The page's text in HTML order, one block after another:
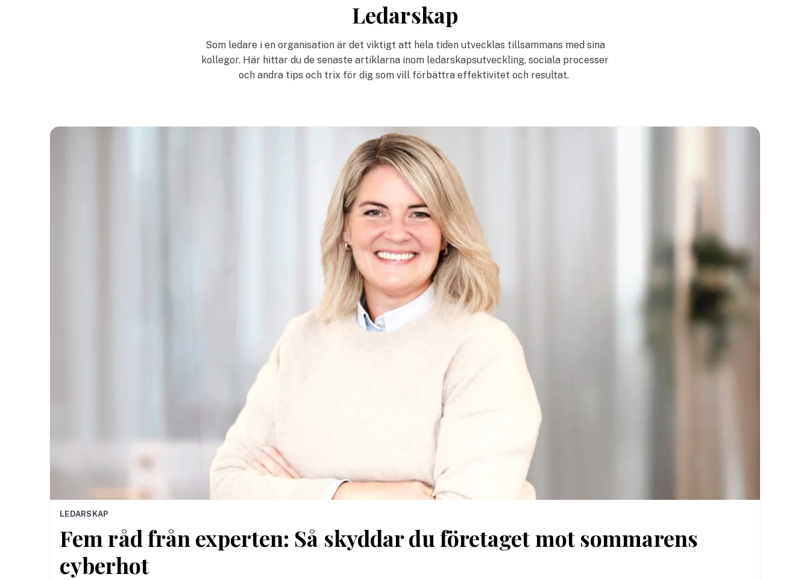
Ledarskap
Som ledare i en organisation är det viktigt att hela tiden utvecklas tillsammans med sina
kollegor. Här hittar du de senaste artiklarna inom ledarskapsutveckling, sociala processer
och andra tips och trix för dig som vill förbättra effektivitet och resultat.
LEDARSKAP
Fem råd från experten: Så skyddar du företaget mot sommarens
cyberhot